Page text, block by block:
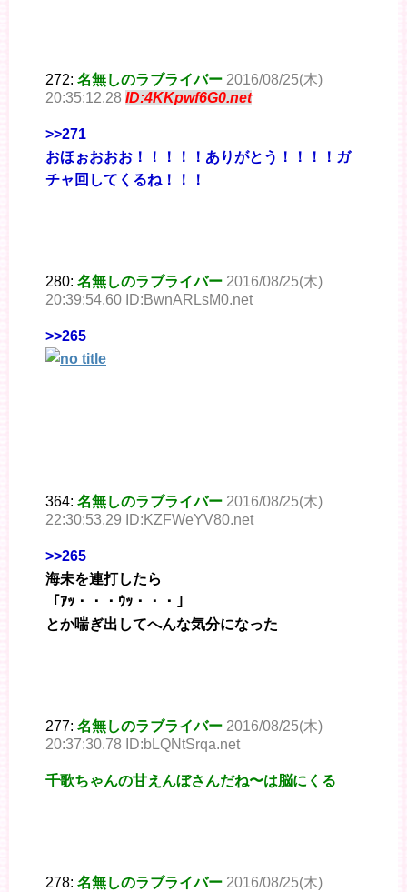
272: 名無しのラブライバー 2016/08/25(木)
20:35:12.28 ID:4KKpwf6G0.net
>>271
おほぉおおお！！！！！ありがとう！！！！ガ
チャ回してくるね！！！
280: 名無しのラブライバー 2016/08/25(木)
20:39:54.60 ID:BwnARLsM0.net
>>265
364: 名無しのラブライバー 2016/08/25(木)
22:30:53.29 ID:KZFWeYV80.net
>>265
海未を連打したら
「ｱｯ・・・ｳｯ・・・」
とか喘ぎ出してへんな気分になった
277: 名無しのラブライバー 2016/08/25(木)
20:37:30.78 ID:bLQNtSrqa.net
千歌ちゃんの甘えんぼさんだね〜は脳にくる
278: 名無しのラブライバー 2016/08/25(木)